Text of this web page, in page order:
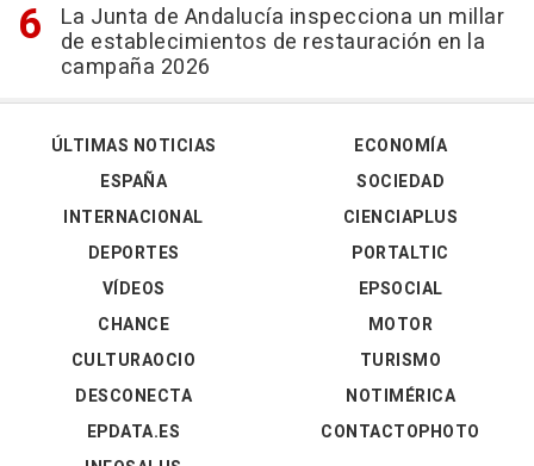
La Junta de Andalucía inspecciona un millar
de establecimientos de restauración en la
campaña 2026
ÚLTIMAS NOTICIAS
ESPAÑA
INTERNACIONAL
DEPORTES
VÍDEOS
ECONOMÍA
SOCIEDAD
CIENCIAPLUS
PORTALTIC
EPSOCIAL
CHANCE
CULTURAOCIO
DESCONECTA
EPDATA.ES
MOTOR
TURISMO
NOTIMÉRICA
CONTACTOPHOTO